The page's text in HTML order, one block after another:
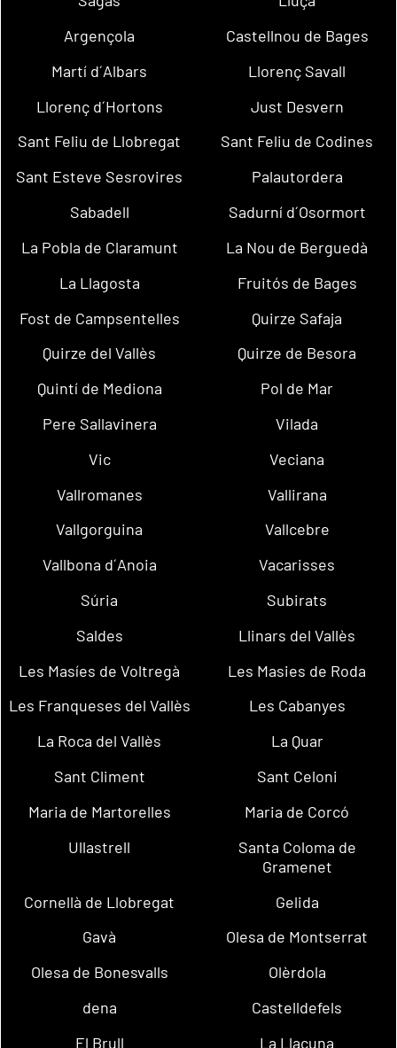
Argençola
Castellnou de Bages
Martí d´Albars
Llorenç Savall
Llorenç d´Hortons
Just Desvern
Sant Feliu de Llobregat
Sant Feliu de Codines
Sant Esteve Sesrovires
Palautordera
Sabadell
Sadurní d´Osormort
La Pobla de Claramunt
La Nou de Berguedà
La Llagosta
Fruitós de Bages
Fost de Campsentelles
Quirze Safaja
Quirze del Vallès
Quirze de Besora
Quintí de Mediona
Pol de Mar
Pere Sallavinera
Vilada
Vic
Veciana
Vallromanes
Vallirana
Vallgorguina
Vallcebre
Vallbona d´Anoia
Vacarisses
Súria
Subirats
Saldes
Llinars del Vallès
Les Masíes de Voltregà
Les Masies de Roda
Les Franqueses del Vallès
Les Cabanyes
La Roca del Vallès
La Quar
Sant Climent
Sant Celoni
Maria de Martorelles
Maria de Corcó
Ullastrell
Santa Coloma de
Gramenet
Cornellà de Llobregat
Gelida
Gavà
Olesa de Montserrat
Olesa de Bonesvalls
Olèrdola
dena
Castelldefels
El Brull
La Llacuna